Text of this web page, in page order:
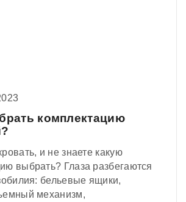
комплектацию
и не знаете какую
выбрать? Глаза разбегаются
бельевые ящики,
механизм,